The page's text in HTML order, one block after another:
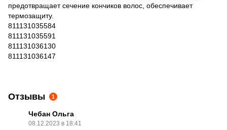
предотвращает сечение кончиков волос, обеспечивает
термозащиту.
811131035584
811131035591
811131036130
811131036147
Отзывы 1
Чебан Ольга
08.12.2023 в 18:41